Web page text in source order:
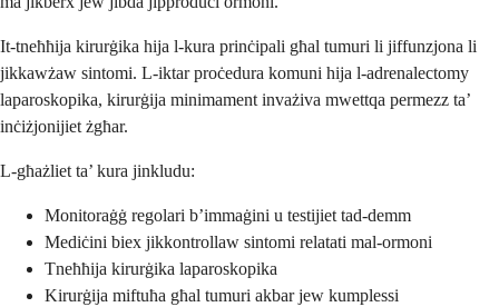
It-tneħħija kirurġika hija l-kura prinċipali għal tumuri li jiffunzjona li
jikkawżaw sintomi. L-iktar proċedura komuni hija l-adrenalectomy
laparoskopika, kirurġija minimament invażiva mwettqa permezz ta’
inċiżjonijiet żgħar.
L-għażliet ta’ kura jinkludu:
Monitoraġġ regolari b’immaġini u testijiet tad-demm
Mediċini biex jikkontrollaw sintomi relatati mal-ormoni
Tneħħija kirurġika laparoskopika
Kirurġija miftuħa għal tumuri akbar jew kumplessi